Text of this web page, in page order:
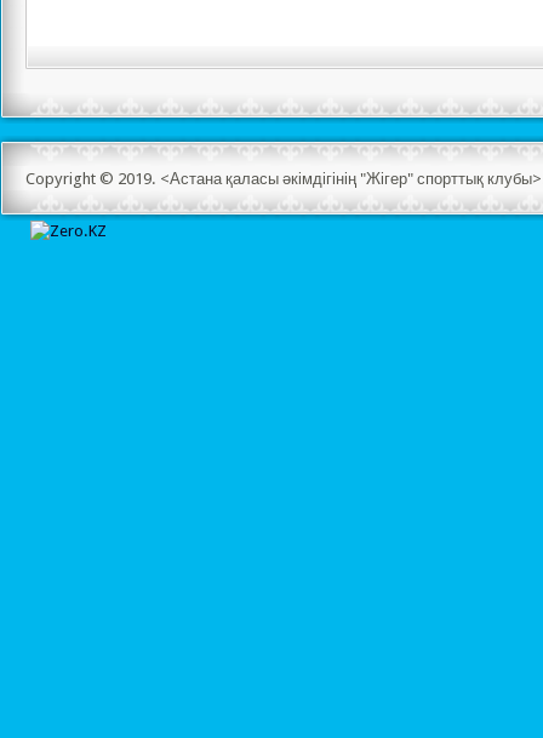
Copyright © 2019. <Астана қаласы әкімдігінің "Жігер" спорттық